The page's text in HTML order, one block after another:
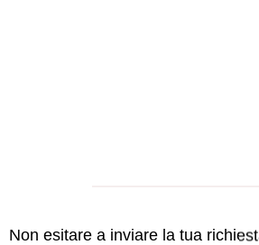
Non esitare a inviare la tua